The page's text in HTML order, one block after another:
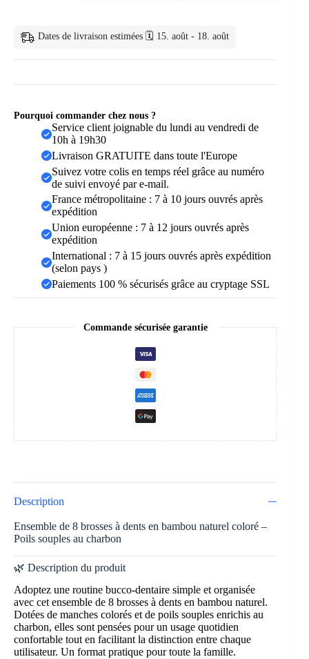
Ensemble
8
à
bambou
naturel
Dates de livraison estimées 🗓️ 15. août - 18. août
Pourquoi commander chez nous ?
Service client joignable du lundi au vendredi de
10h à 19h30
Livraison GRATUITE dans toute l'Europe
Suivez votre colis en temps réel grâce au numéro
de suivi envoyé par e-mail.
France métropolitaine : 7 à 10 jours ouvrés après
expédition
Union européenne : 7 à 12 jours ouvrés après
expédition
International : 7 à 15 jours ouvrés après expédition
(selon pays )
Paiements 100 % sécurisés grâce au cryptage SSL
Commande sécurisée garantie
Description
Ensemble de 8 brosses à dents en bambou naturel coloré –
Poils souples au charbon
🌿 Description du produit
Adoptez une routine bucco-dentaire simple et organisée
avec cet ensemble de 8 brosses à dents en bambou naturel.
Dotées de manches colorés et de poils souples enrichis au
charbon, elles sont pensées pour un usage quotidien
confortable tout en facilitant la distinction entre chaque
utilisateur. Un format pratique pour toute la famille.